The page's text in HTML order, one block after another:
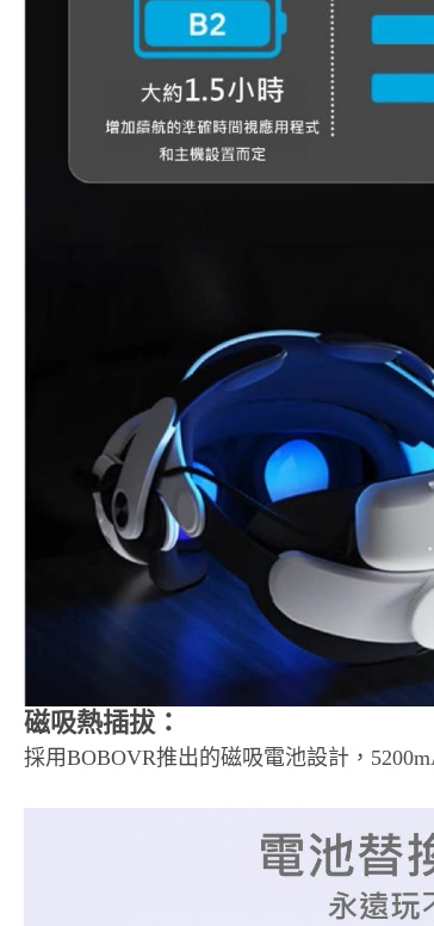
磁吸熱插拔：
採用BOBOVR推出的磁吸電池設計，